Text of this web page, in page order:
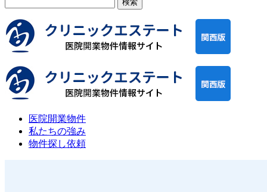
医院開業物件
私たちの強み
物件探し依頼